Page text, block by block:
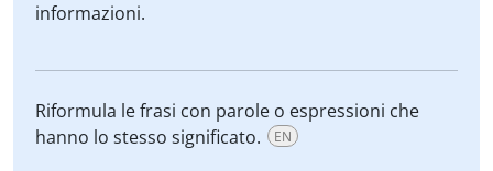
informazioni.
Riformula le frasi con parole o espressioni che
hanno lo stesso significato.
EN